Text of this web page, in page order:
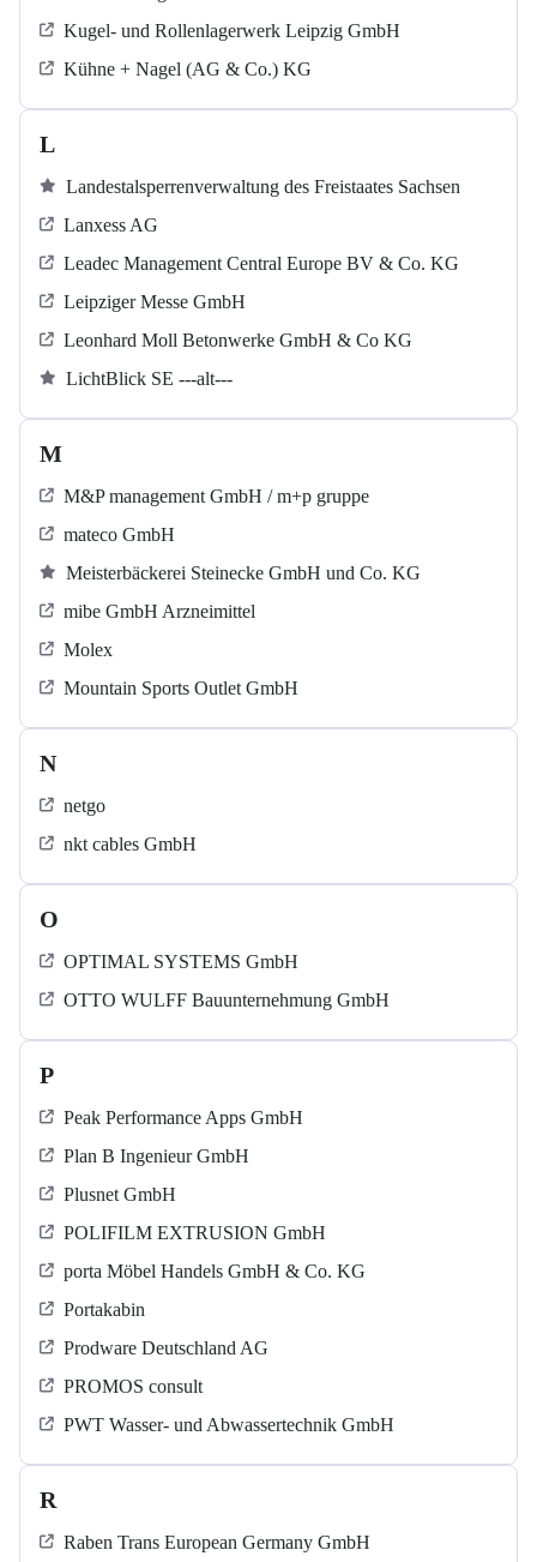
Kugel‐ und Rollenlagerwerk Leipzig GmbH
Kühne + Nagel (AG & Co.) KG
L
Landestalsperrenverwaltung des Freistaates Sachsen
Lanxess AG
Leadec Management Central Europe BV & Co. KG
Leipziger Messe GmbH
Leonhard Moll Betonwerke GmbH & Co KG
LichtBlick SE ---alt---
M
M&P management GmbH / m+p gruppe
mateco GmbH
Meisterbäckerei Steinecke GmbH und Co. KG
mibe GmbH Arzneimittel
Molex
Mountain Sports Outlet GmbH
N
netgo
nkt cables GmbH
O
OPTIMAL SYSTEMS GmbH
OTTO WULFF Bauunternehmung GmbH
P
Peak Performance Apps GmbH
Plan B Ingenieur GmbH
Plusnet GmbH
POLIFILM EXTRUSION GmbH
porta Möbel Handels GmbH & Co. KG
Portakabin
Prodware Deutschland AG
PROMOS consult
PWT Wasser- und Abwassertechnik GmbH
R
Raben Trans European Germany GmbH